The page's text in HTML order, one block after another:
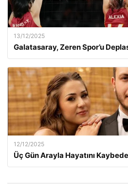
13/12/2025
Galatasaray, Zeren Spor’u
12/12/2025
Üç Gün Arayla Hayatını